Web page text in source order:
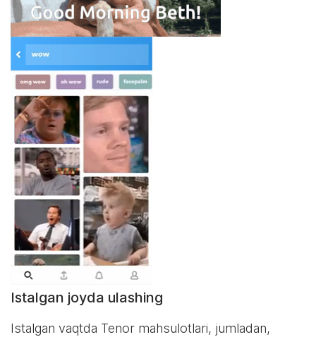
Istalgan joyda ulashing
Istalgan vaqtda Tenor mahsulotlari, jumladan,